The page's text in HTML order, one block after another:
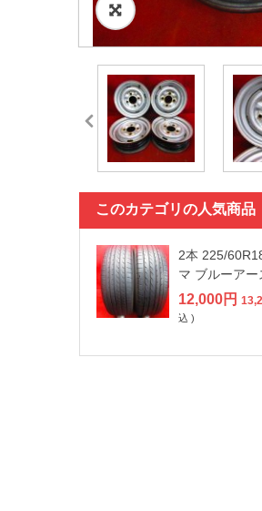
このカテゴリの人気商品
2本 225/
マ ブルーアー
12,000円
込 )